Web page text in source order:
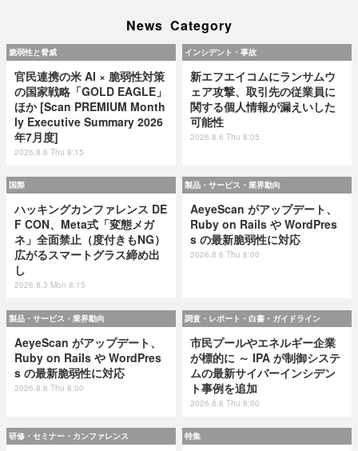
News Category
脆弱性と脅威
官民連携の米 AI × 脆弱性対策
の国家戦略「GOLD EAGLE」
ほか [Scan PREMIUM Month
ly Executive Summary 2026
年7月度]
2026.8.6 Thu 8:15
インシデント・事故
新エフエイコムにランサムウ
ェア攻撃、取引先の従業員に
関する個人情報が漏えいした
可能性
2026.8.6 Thu 8:05
国際
ハッキングカンファレンス DE
F CON、Meta式「変態メガ
ネ」全面禁止（度付きもNG）
広がるスマートグラス締め出
し
2026.8.3 Mon 8:15
製品・サービス・業界動向
AeyeScan がアップデート、
Ruby on Rails や WordPres
s の最新脆弱性に対応
2026.8.6 Thu 8:00
製品・サービス・業界動向
AeyeScan がアップデート、
Ruby on Rails や WordPres
s の最新脆弱性に対応
2026.8.6 Thu 8:00
調査・レポート・白書・ガイドライン
市民プールやエネルギー企業
が標的に ～ IPA が制御システ
ムの最新サイバーインシデン
ト事例を追加
2026.8.6 Thu 8:00
研修・セミナー・カンファレンス 特集